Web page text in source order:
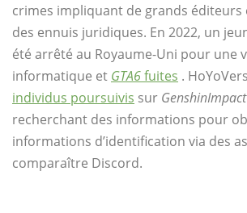
crimes impliquant de grands
des ennuis juridiques. En 2022, un
été arrêté au Royaume-Uni pour une
informatique et GTA6fuites .
individus poursuivis sur GenshinImpact
recherchant des informations pour
informations d’identification via des
comparaître Discord.